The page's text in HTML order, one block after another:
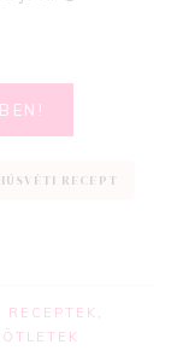
RECEPT
RECEPTEK ,